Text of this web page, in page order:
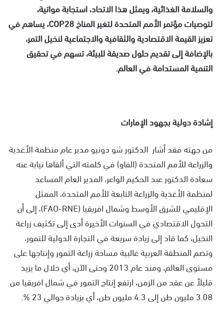
والسلامة الغذائية، ويمثل هذا الاتحاد، استجابة مواتية،
لتوصيات مؤتمر الأمم المتحدة لتغير المناخCOP28، يساهم في
تعزيز القيمة الاقتصادية والثقافية والاجتماعية لنخيل التمر،
بالإضافة إلى تقديم حلول صديقة للبيئة، تسهم في تحقيق
التنمية المستدامة في العالم.
إشادة دولية بجهود الإمارات
من جهته فقد أشار الدكتور شو دونيو مدير عام منظمة الأغذية
والزراعة للأمم المتحدة (الفاو) في كلمته التي ألقاها نيابة عنه
سعادة الدكتور عبد الحكيم الواعر، المدير العام المساعد
لمنظمة الأغذية والزراعة التابعة للأمم المتحدة، الممثل
الإقليمي للشرق الأوسط وشمال افريقيا (FAO-RNE)، إلى أن
التحول الاقتصادي في السنوات الأخيرة أدى إلى تكثيف زراعة
النخيل، كما قاد إلى زيادة سريعة في التجارة الدولية للتمور،
وتضم المنطقة العربية غالبية مساحة زراعة التمور وإنتاجها على
مستوى العالم، ومنذ عام 2013 وحتى الآن، أي خلال ما يزيد
قليلاً عن عقد من الزمن، ارتفع إنتاج التمور في شمال افريقيا من
3.08 مليون طن إلى 4.3 مليون طن، أي بزيادة حوالي 23 %.